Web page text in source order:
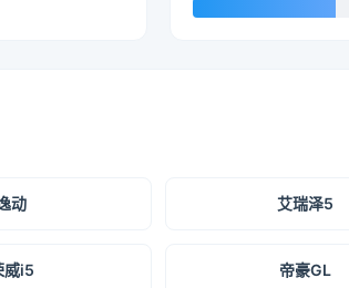
动 艾瑞泽5
威i5 帝豪GL